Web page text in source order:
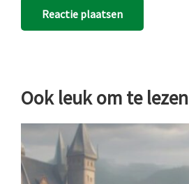
Ook leuk om te lezen